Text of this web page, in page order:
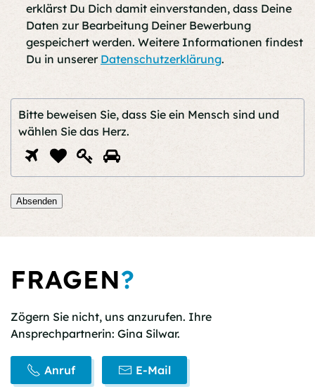
erklärst Du Dich damit einverstanden, dass Deine
Daten zur Bearbeitung Deiner Bewerbung
gespeichert werden. Weitere Informationen findest
Du in unserer Datenschutzerklärung.
Bitte beweisen Sie, dass Sie ein Mensch sind und
wählen Sie das Herz.
Bitte
beweisen
Sie,
dass
und
Sie
das
1 2 3
Absenden
FRAGEN?
Zögern Sie nicht, uns anzurufen. Ihre
Ansprechpartnerin: Gina Silwar.
Anruf E-Mail